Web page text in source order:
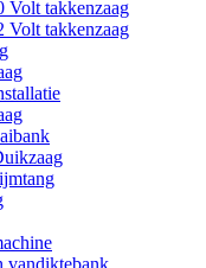
Volt takkenzaag
Volt takkenzaag
vandiktebank